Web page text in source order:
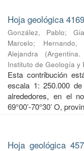
Hoja geológica
González, Pablo;
Marcelo; Hernando,
Alejandra
(
Instituto de Geología y
Esta contribución
escala 1: 250.000
alrededores, en el
69°00’-70°30’ O,
Hoja geológica